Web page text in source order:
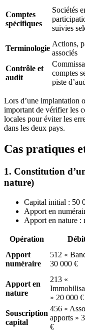
Comptes
spécifiques
Sociétés
suivies
Terminologie
Actions,
associés
Contrôle et
audit
comptes
piste
Lors d’une implantation
important de vérifier les
locales pour éviter les
dans les deux pays.
Cas pratiques
1. Constitution
nature)
Capital initial : 50
Apport en
Apport en nature :
Opération
Apport
numéraire
512 «
30 000 €
Apport en
nature
213 «
» 20 000 €
Souscription
capital
456 «
apports »
€